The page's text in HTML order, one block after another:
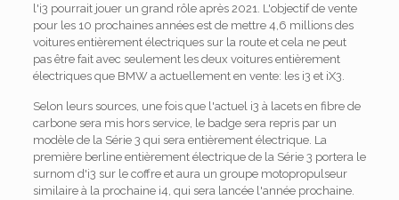
l'i3 pourrait jouer un grand rôle après 2021. L'objectif de vente
pour les 10 prochaines années est de mettre 4,6 millions des
voitures entièrement électriques sur la route et cela ne peut
pas être fait avec seulement les deux voitures entièrement
électriques que BMW a actuellement en vente: les i3 et iX3.
Selon leurs sources, une fois que l'actuel i3 à lacets en fibre de
carbone sera mis hors service, le badge sera repris par un
modèle de la Série 3 qui sera entièrement électrique. La
première berline entièrement électrique de la Série 3 portera le
surnom d'i3 sur le coffre et aura un groupe motopropulseur
similaire à la prochaine i4, qui sera lancée l'année prochaine.